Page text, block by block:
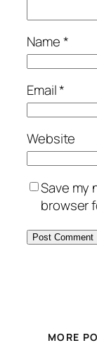
Name*
Email*
Website
Save my
browser
MORE